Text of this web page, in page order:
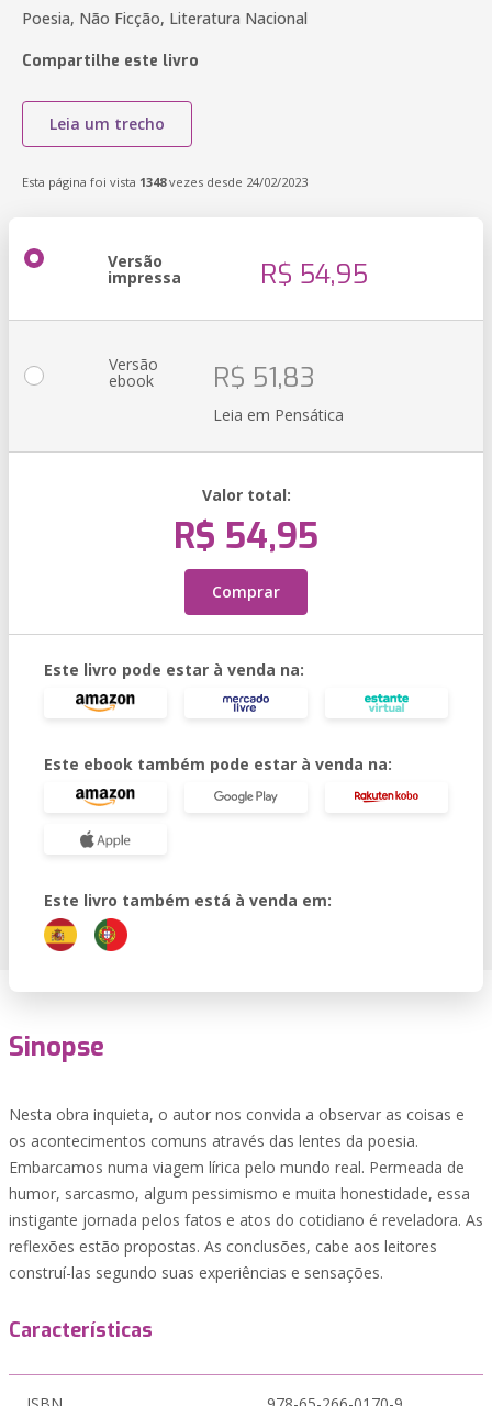
Poesia, Não Ficção, Literatura Nacional
Compartilhe este livro
Leia um trecho
Esta página foi vista 1348vezes desde 24/02/2023
Versão
impressa R$ 54,95
Versão
ebook R$ 51,83
Leia em Pensática
Valor total:
R$ 54,95
Comprar
Este livro pode estar à venda na:
Este ebook também pode estar à venda na:
Este livro também está à venda em:
Sinopse
Nesta obra inquieta, o autor nos convida a observar as coisas e
os acontecimentos comuns através das lentes da poesia.
Embarcamos numa viagem lírica pelo mundo real. Permeada de
humor, sarcasmo, algum pessimismo e muita honestidade, essa
instigante jornada pelos fatos e atos do cotidiano é reveladora. As
reflexões estão propostas. As conclusões, cabe aos leitores
construí-las segundo suas experiências e sensações.
Características